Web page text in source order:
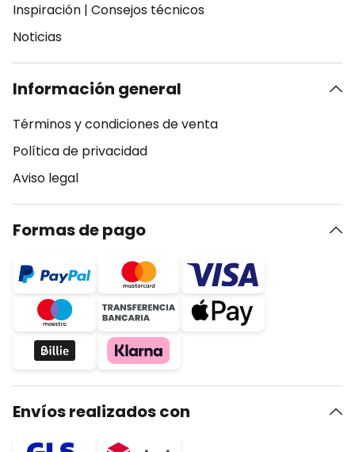
Inspiración | Consejos técnicos
Noticias
Información general
Términos y condiciones de venta
Política de privacidad
Aviso legal
Formas de pago
Envíos realizados con